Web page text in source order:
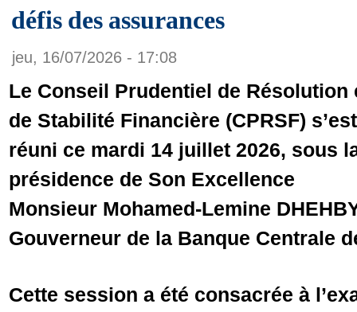
défis des assurances
jeu, 16/07/2026 - 17:08
Le Conseil Prudentiel de Résolution
de Stabilité Financière (CPRSF) s’est
réuni ce mardi 14 juillet 2026, sous
présidence de Son Excellence
Monsieur Mohamed-Lemine
Gouverneur de la Banque Centrale
Cette session a été consacrée à